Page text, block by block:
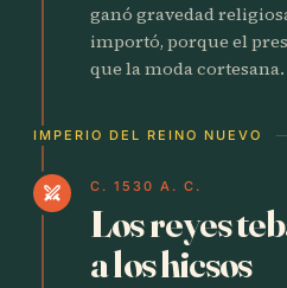
ganó gravedad
importó, porque el
que la moda cortesana.
IMPERIO DEL REINO NUEVO
swords C. 1530 A. C.
Los reyes
a los hicsos